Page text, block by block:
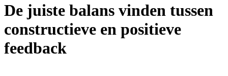
De juiste balans vinden tussen
constructieve en positieve
feedback